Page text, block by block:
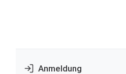
Anmeldung